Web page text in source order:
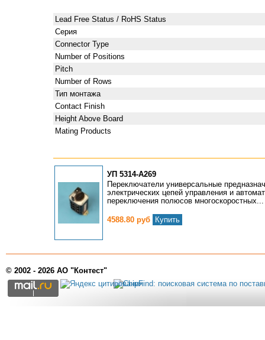
Lead Free Status / RoHS Status
Серия
Connector Type
Number of Positions
Pitch
Number of Rows
Тип монтажа
Contact Finish
Height Above Board
Mating Products
УП 5314-А269
Переключатели универсальные
электрических цепей управления и
переключения полюсов многоскоростных...
4588.80 руб Купить
© 2002 - 2026 АО "Контест"